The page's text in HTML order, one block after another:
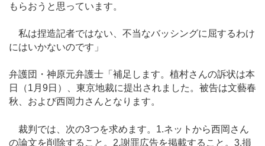
もらおうと思っています。
私は捏造記者ではない、不当なバッシングに屈するわけ
にはいかないのです」
弁護団・神原元弁護士「補足します。植村さんの訴状は本
日（1月9日）、東京地裁に提出されました。被告は文藝春
秋、および西岡力さんとなります。
裁判では、次の3つを求めます。1.ネットから西岡さん
の論文を削除すること。2.謝罪広告を掲載すること。3.損